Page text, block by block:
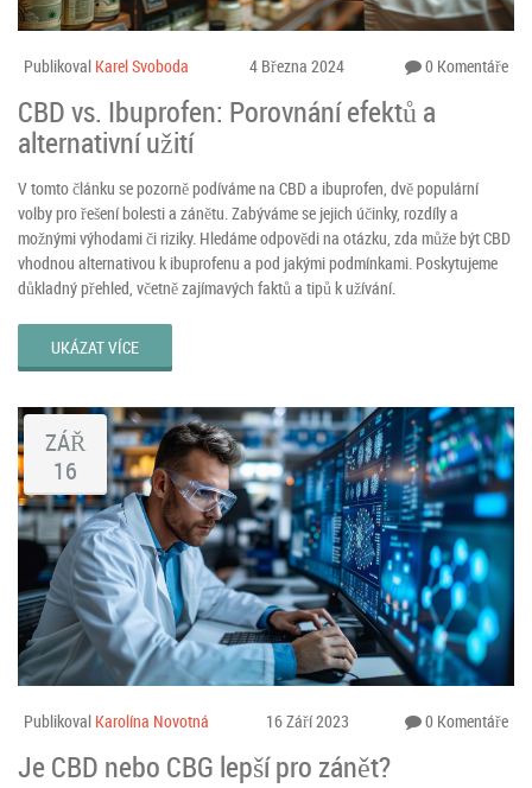
Publikoval Karel Svoboda 4 Března 2024 0 Komentáře
CBD vs. Ibuprofen: Porovnání efektů a
alternativní užití
V tomto článku se pozorně podíváme na CBD a ibuprofen, dvě populární
volby pro řešení bolesti a zánětu. Zabýváme se jejich účinky, rozdíly a
možnými výhodami či riziky. Hledáme odpovědi na otázku, zda může být CBD
vhodnou alternativou k ibuprofenu a pod jakými podmínkami. Poskytujeme
důkladný přehled, včetně zajímavých faktů a tipů k užívání.
UKÁZAT VÍCE
ZÁŘ
16
Publikoval Karolína Novotná 16 Září 2023 0 Komentáře
Je CBD nebo CBG lepší pro zánět?